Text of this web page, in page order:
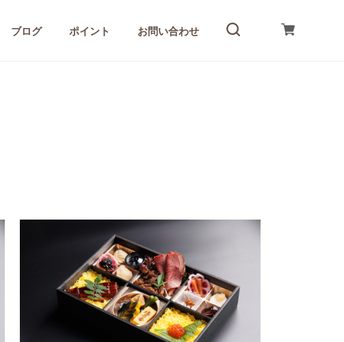
ブログ ポイント お問い合わせ